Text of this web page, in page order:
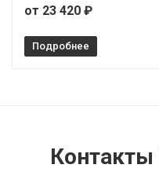
от 23 420 ₽
Подробнее
Контакты